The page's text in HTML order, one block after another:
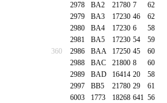
2978
BA2 21780 7 62
2979
BA3 17230 46 62
2980
BA4 17230 6 58
2981
BA5 17230 54 59
360
2986 BAA 17250 45 60
2988
BAC 21800 8 60
2989
BAD 16414 20 58
2997
BB5 21780 29 61
6003
1773 18268 641 56